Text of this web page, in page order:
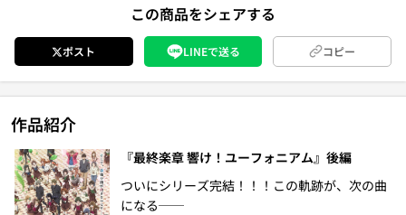
この商品をシェアする
ポスト LINEで送る コピー
作品紹介
『最終楽章 響け！ユーフォニアム』後編
ついにシリーズ完結！！！この軌跡が、次の曲
になる──